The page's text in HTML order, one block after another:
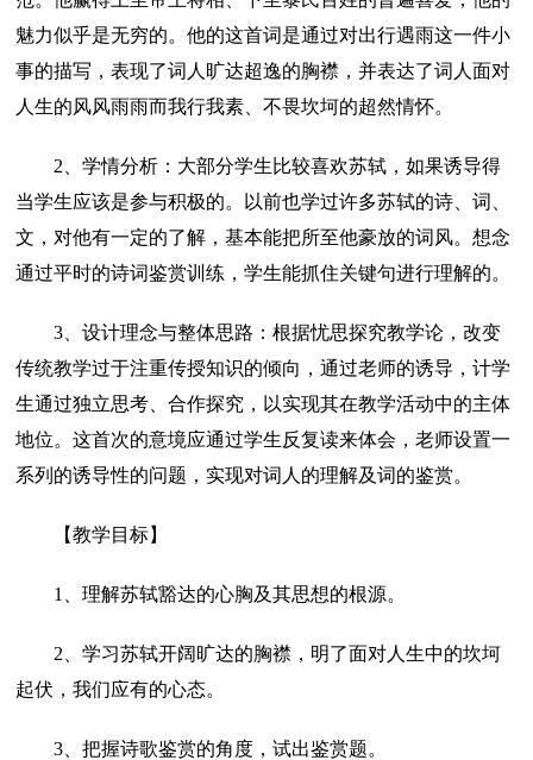
魅力似乎是无穷的。他的这首词是通过对出行遇雨这一件小
事的描写，表现了词人旷达超逸的胸襟，并表达了词人面对
人生的风风雨雨而我行我素、不畏坎坷的超然情怀。
2、学情分析：大部分学生比较喜欢苏轼，如果诱导得
当学生应该是参与积极的。以前也学过许多苏轼的诗、词、
文，对他有一定的了解，基本能把所至他豪放的词风。想念
通过平时的诗词鉴赏训练，学生能抓住关键句进行理解的。
3、设计理念与整体思路：根据忧思探究教学论，改变
传统教学过于注重传授知识的倾向，通过老师的诱导，计学
生通过独立思考、合作探究，以实现其在教学活动中的主体
地位。这首次的意境应通过学生反复读来体会，老师设置一
系列的诱导性的问题，实现对词人的理解及词的鉴赏。
【教学目标】
1、理解苏轼豁达的心胸及其思想的根源。
2、学习苏轼开阔旷达的胸襟，明了面对人生中的坎坷
起伏，我们应有的心态。
3、把握诗歌鉴赏的角度，试出鉴赏题。